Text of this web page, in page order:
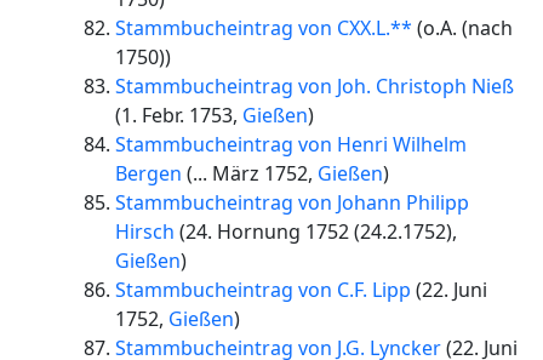
Stammbucheintrag von CXX.L.** (o.A. (nach
1750))
Stammbucheintrag von Joh. Christoph Nieß
(1. Febr. 1753, Gießen)
Stammbucheintrag von Henri Wilhelm
Bergen (... März 1752, Gießen)
Stammbucheintrag von Johann Philipp
Hirsch (24. Hornung 1752 (24.2.1752),
Gießen)
Stammbucheintrag von C.F. Lipp (22. Juni
1752, Gießen)
Stammbucheintrag von J.G. Lyncker(22. Juni